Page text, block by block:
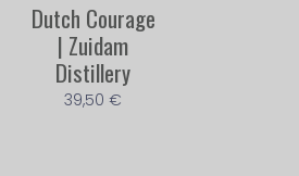
Dutch Courage
| Zuidam
Distillery
39,50€